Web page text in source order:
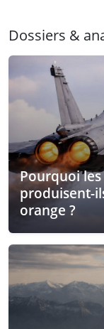
Dossiers &
Pourquoi les
produisent-
orange ?